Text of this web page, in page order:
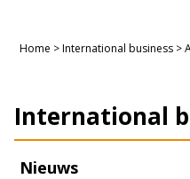
Home >International business >
International
Nieuws